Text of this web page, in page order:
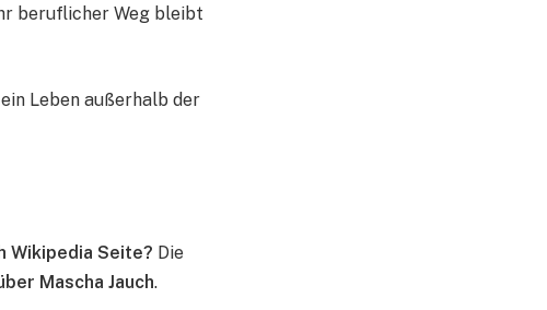
beruflicher Weg bleibt
Leben außerhalb der
Wikipedia Seite? Die
Mascha Jauch.